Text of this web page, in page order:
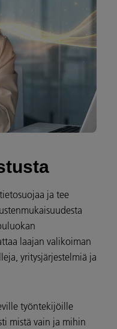
ja tee
laajan valikoiman
yritysjärjestelmiä ja
työntekijöille
mistä vain ja mihin